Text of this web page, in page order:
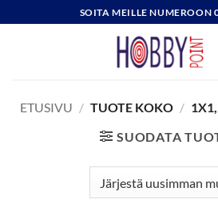
to
SOITA MEILLE NUMEROON
ETUSIVU / TUOTE KOKO /
SUODATA